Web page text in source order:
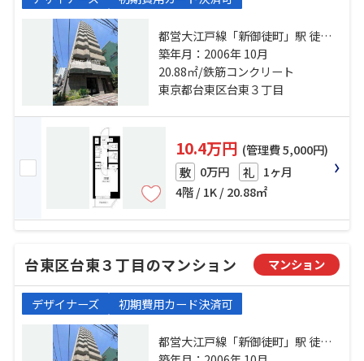
都営大江戸線「新御徒町」駅 徒歩3
分 山手線「御徒町」駅 徒歩11分 日
比谷線「仲御徒町」駅 徒歩5分
築年月：2006年 10月
20.88㎡/鉄筋コンクリート
東京都台東区台東３丁目
10.4万円 (管理費 5,000円)
敷 0万円 礼 1ヶ月
4階 / 1K / 20.88㎡
台東区台東３丁目のマンション マンション
デザイナーズ 初期費用カード決済可
都営大江戸線「新御徒町」駅 徒歩3